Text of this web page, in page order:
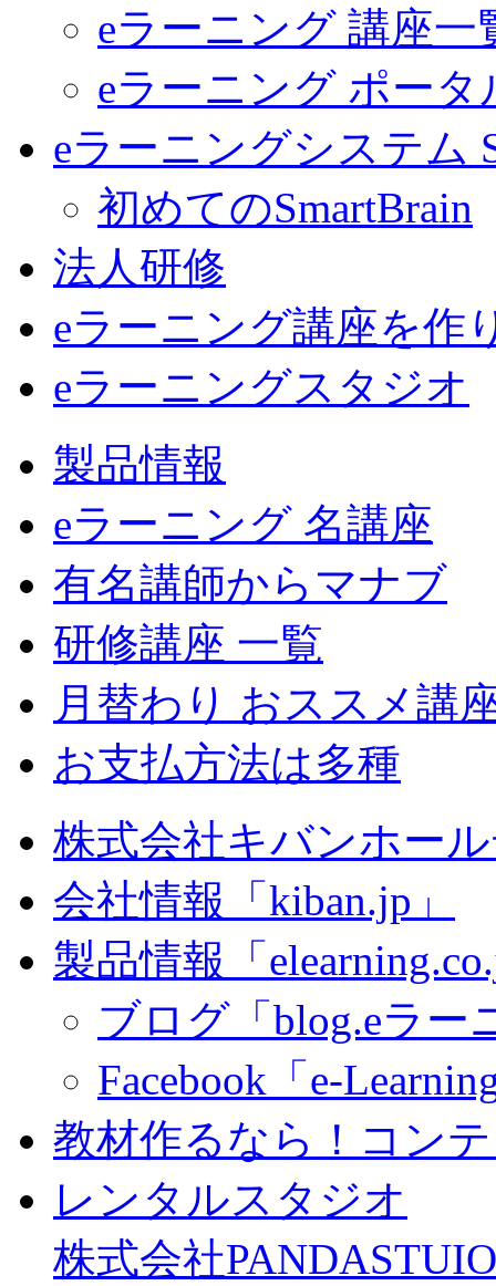
eラーニング 講座一
eラーニング ポータ
eラーニングシステム
初めてのSmartBrain
法人研修
eラーニング講座を作
eラーニングスタジオ
製品情報
eラーニング 名講座
有名講師からマナブ
研修講座 一覧
月替わり おススメ講
お支払方法は多種
株式会社キバンホー
会社情報「kiban.jp」
製品情報「
ブログ「blog.eラー
Facebook「e-
教材作るなら！コン
レンタルスタジオ
株式会社